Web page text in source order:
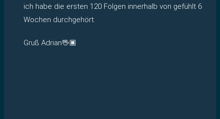
ich habe die ersten 120 Folgen innerhalb von gefühlt 6
Wochen durchgehört.
Gruß Adrian🖖🏿